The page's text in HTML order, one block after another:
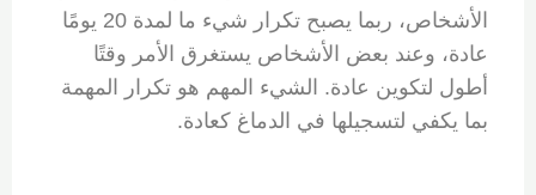
الأشخاص، ربما يصبح تكرار شيء ما لمدة 20 يومًا
عادة، وعند بعض الأشخاص يستغرق الأمر وقتًا
أطول لتكوين عادة. الشيء المهم هو تكرار المهمة
بما يكفي لتسجيلها في الدماغ كعادة.